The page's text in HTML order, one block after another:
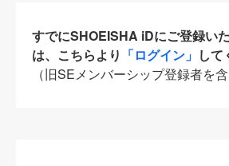
すでにSHOEISHA iDにご登録い
は、こちらより 「ログイン」 して
（旧SEメンバーシップ登録者を含